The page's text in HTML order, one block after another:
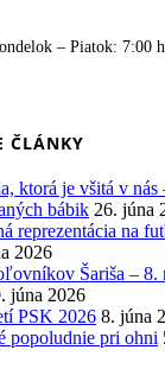
– Piatok: 7:00
ČLÁNKY
ktorá je všitá v nás
bábik 26. júna
reprezentácia na
2026
Šariša – 8.
júna 2026
PSK 2026 8. júna
popoludnie pri ohni